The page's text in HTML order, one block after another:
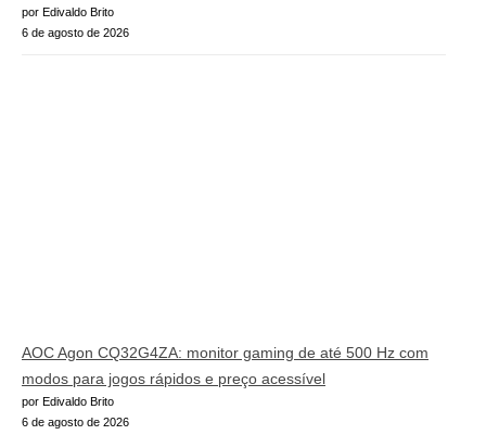
por Edivaldo Brito
6 de agosto de 2026
AOC Agon CQ32G4ZA: monitor gaming de até 500 Hz com
modos para jogos rápidos e preço acessível
por Edivaldo Brito
6 de agosto de 2026